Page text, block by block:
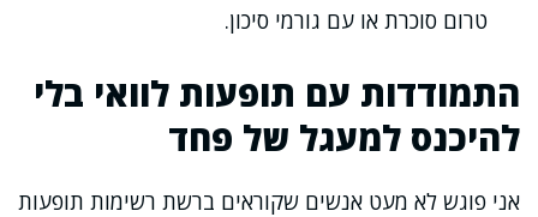
טרום סוכרת או עם גורמי סיכון.
התמודדות עם תופעות לוואי בלי
להיכנס למעגל של פחד
אני פוגש לא מעט אנשים שקוראים ברשת רשימות תופעות